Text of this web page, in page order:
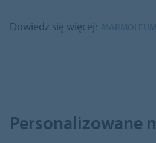
Dowiedz się więcej:
Personalizowane